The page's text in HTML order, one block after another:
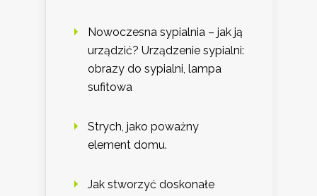
Nowoczesna sypialnia – jak ją
urządzić? Urządzenie sypialni:
obrazy do sypialni, lampa
sufitowa
Strych, jako poważny
element domu.
Jak stworzyć doskonałe